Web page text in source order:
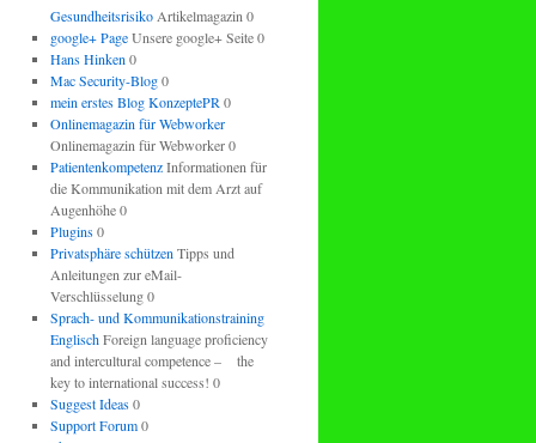
GesundheitsrisikoArtikelmagazin 0
google+ PageUnsere google+ Seite 0
Hans Hinken 0
Mac Security-Blog0
mein erstes Blog KonzeptePR 0
Onlinemagazin für Webworker
Onlinemagazin für Webworker 0
PatientenkompetenzInformationen für
die Kommunikation mit dem Arzt auf
Augenhöhe 0
Plugins0
Privatsphäre schützen Tipps und
Anleitungen zur eMail-
Verschlüsselung 0
Sprach- und Kommunikationstraining
EnglischForeign language proficiency
and intercultural competence – the
key to international success! 0
Suggest Ideas0
Support Forum0